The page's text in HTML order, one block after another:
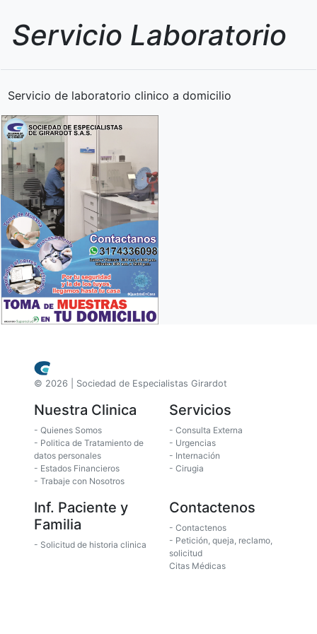
Servicio Laboratorio
Servicio de laboratorio clinico a domicilio
© 2026 | Sociedad de Especialistas Girardot
Nuestra Clinica
- Quienes Somos
- Politica de Tratamiento de
datos personales
- Estados Financieros
- Trabaje con Nosotros
Servicios
- Consulta Externa
- Urgencias
- Internación
- Cirugia
Inf. Paciente y
Familia
- Solicitud de historia clinica
Contactenos
- Contactenos
- Petición, queja, reclamo,
solicitud
Citas Médicas